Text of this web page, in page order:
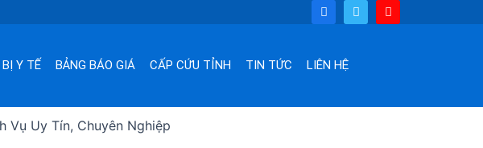
F
a
c
o
T
w
i
Y
o
u
Y TẾ BẢNG BÁO GIÁ CẤP CỨU TỈNH TIN TỨC LIÊN HỆ
Vụ Uy Tín, Chuyên Nghiệp